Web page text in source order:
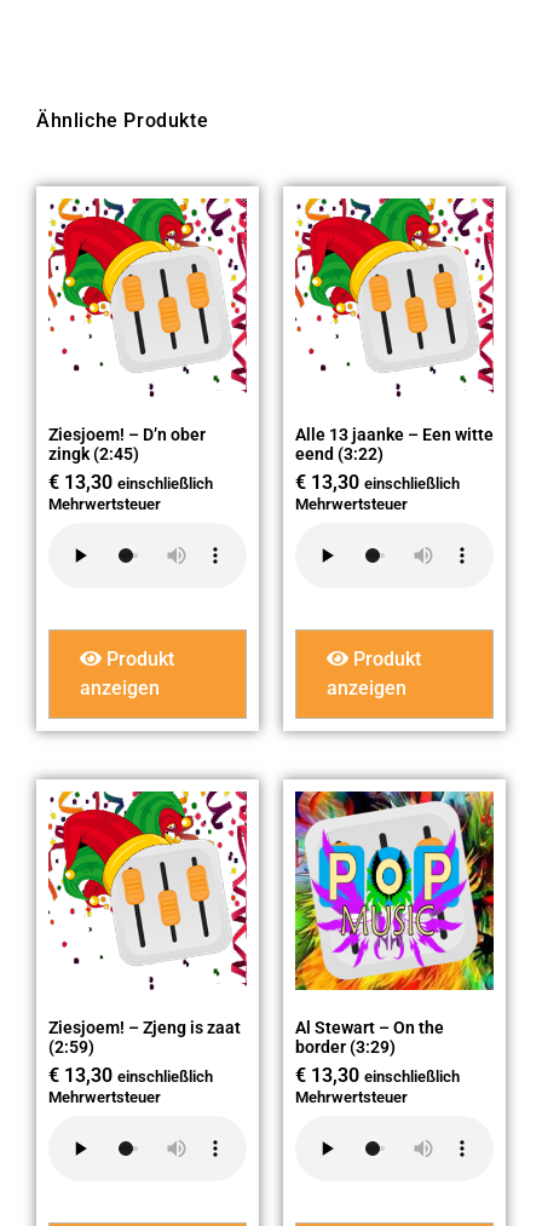
Ähnliche Produkte
Ziesjoem! – D’n ober
zingk (2:45)
€ 13,30 einschließlich
Mehrwertsteuer
Produkt
anzeigen
Alle 13 jaanke – Een witte
eend (3:22)
€ 13,30 einschließlich
Mehrwertsteuer
Produkt
anzeigen
Ziesjoem! – Zjeng is zaat
(2:59)
€ 13,30 einschließlich
Mehrwertsteuer
Al Stewart – On the
border (3:29)
€ 13,30 einschließlich
Mehrwertsteuer